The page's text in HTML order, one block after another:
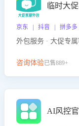
临时大
京东 | 抖音 | 拼多
外包服务 · 大促专属
咨询体验已售889+
AI风控